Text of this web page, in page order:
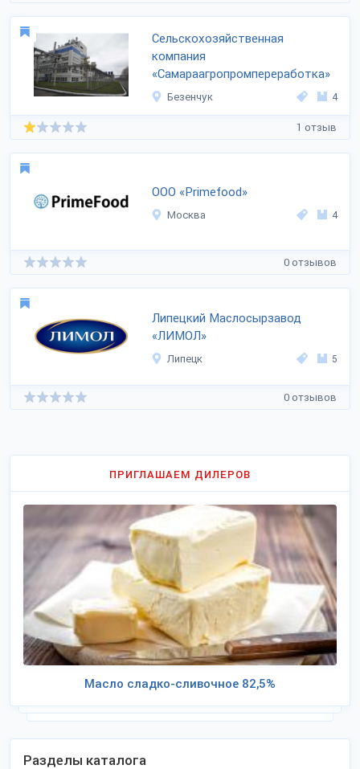
Сельскохозяйственная
компания
«Самараагропромпереработка»
Безенчук 4
1 отзыв
ООО «Primefood»
Москва 4
0 отзывов
Липецкий Маслосырзавод
«ЛИМОЛ»
Липецк 5
0 отзывов
ПРИГЛАШАЕМ ДИЛЕРОВ
Масло сладко-сливочное 82,5%
Разделы каталога